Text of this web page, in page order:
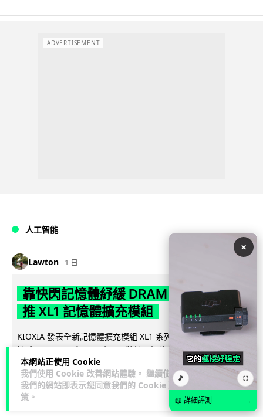
本網站正使用 Cookie
我們使用 Cookie 改善網站體驗。 繼續使用
我們的網站即表示您同意我們的 Cookie 政
策 。
ADVERTISEMENT
人工智能
Lawton 1 日
靠快閃記憶體紓緩 DRAM 不足 KIOXIA
推 XL1 記憶體擴充模組
KIOXIA 發表全新記憶體擴充模組 XL1 系列，結合低延遲快閃記
憶體 XL-FLASH 與 CXL 介面，將快閃記憶體轉化為記憶體擴充
方... 閱讀全文
85 5↗ 分享
×
🎵 ⛶
📖 詳細評測 →